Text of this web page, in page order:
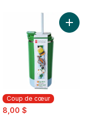
5 breloques Gouttelettes –
Coup de cœur
sale:
8,00 $
Ajouter